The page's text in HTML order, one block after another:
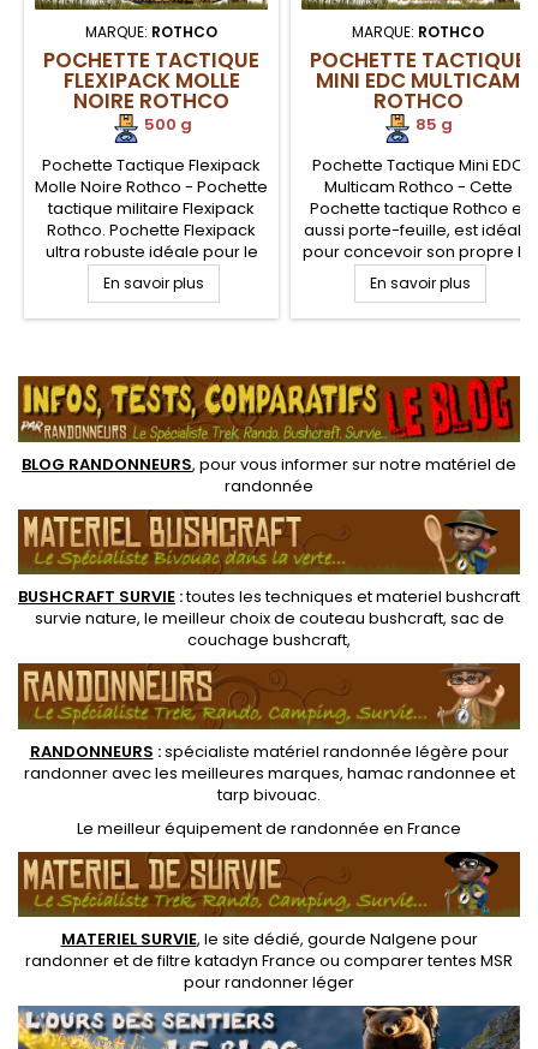
MARQUE: ROTHCO
POCHETTE TACTIQUE
FLEXIPACK MOLLE
NOIRE ROTHCO
500 g
Pochette Tactique Flexipack
Molle Noire Rothco - Pochette
tactique militaire Flexipack
Rothco. Pochette Flexipack
ultra robuste idéale pour le
transport de votre matériel
de survie. Pochette Polyester
600D avec sangle avec
pochette arrière, poignée et
straps Molle.
En savoir plus
MARQUE: ROTHCO
POCHETTE TACTIQUE
MINI EDC MULTICAM
ROTHCO
85 g
Pochette Tactique Mini EDC
Multicam Rothco - Cette
Pochette tactique Rothco et
aussi porte-feuille, est idéale
pour concevoir son propre kit
EDC ou kit de survie. Pratique
et fonctionnelle, avec de
nombreuses poches de
d'attache MOLLE pour
l'intégrer à un sac à dos
En savoir plus
BLOG RANDONNEURS, pour vous informer sur notre matériel de
randonnée
BUSHCRAFT SURVIE :toutes les techniques etmateriel bushcraft
survie nature, le meilleur choix de couteau bushcraft, sac de
couchage bushcraft,
RANDONNEURS :spécialiste matériel randonnée légère pour
randonner avec les meilleures marques, hamac randonnee et
tarp bivouac.
Le meilleur équipement de randonnée en France
MATERIEL SURVIE, le site dédié, gourde Nalgene pour
randonneret defiltre katadyn France ou comparer tentes MSR
pour randonner léger